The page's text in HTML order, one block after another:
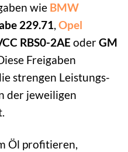
wie BMW
229.71, Opel
RBS0-2AE oderGM
Freigaben
strengen Leistungs-
der jeweiligen
Öl profitieren,